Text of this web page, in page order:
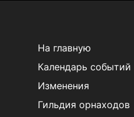
На главную
Календарь событий
Изменения
Гильдия орнаходов